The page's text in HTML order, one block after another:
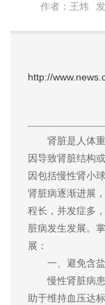
作者：王炜
http://
肾脏是人体
因导致肾脏结构
因包括慢性肾小
肾脏病逐渐进展
程长，并发症多
脏病发生发展。
展：
一、避免含
慢性肾脏病
助于维持血压达